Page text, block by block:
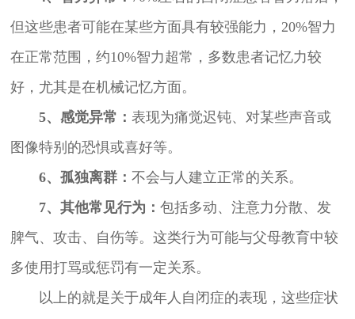
但这些患者可能在某些方面具有较强能力，20%智力
在正常范围，约10%智力超常，多数患者记忆力较
好，尤其是在机械记忆方面。
5、感觉异常： 表现为痛觉迟钝、对某些声音或
图像特别的恐惧或喜好等。
6、孤独离群： 不会与人建立正常的关系。
7、其他常见行为： 包括多动、注意力分散、发
脾气、攻击、自伤等。这类行为可能与父母教育中较
多使用打骂或惩罚有一定关系。
以上的就是关于成年人自闭症的表现，这些症状